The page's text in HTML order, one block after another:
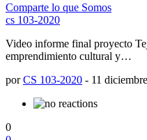
Comparte lo que Somos
cs 103-2020
Video informe final proyecto
emprendimiento cultural y…
porCS 103-2020 - 11
0